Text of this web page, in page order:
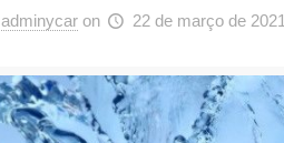
adminycar on 22 de março de 2021